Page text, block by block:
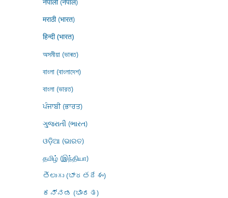
मराठी (भारत)
हिन्दी (भारत)
অসমীয়া (ভাৰত)
বাংলা (বাংলাদেশ)
বাংলা (ভারত)
ਪੰਜਾਬੀ (ਭਾਰਤ)
ગુજરાતી (ભારત)
ଓଡ଼ିଆ (ଭାରତ)
தமிழ் (இந்தியா)
తెలుగు (భారతదేశం)
ಕನ್ನಡ (ಭಾರತ)